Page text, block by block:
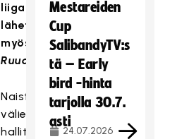
liigaottelu,
lähetys
myös
Ruudussa)
Naisten
välieräjoukkueista
hallitseva
Mestareiden
Cup
SalibandyTV:s
tä – Early
bird -hinta
tarjolla 30.7.
asti
24.07.2026